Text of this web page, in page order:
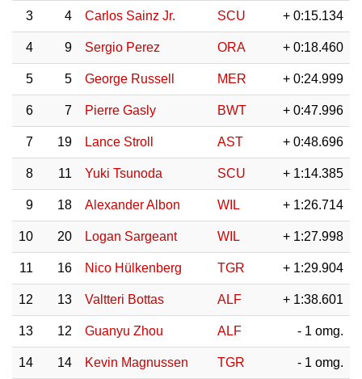
3 4 Carlos Sainz Jr. SCU + 0:15.134
4 9 Sergio Perez ORA + 0:18.460
5 5 George Russell MER + 0:24.999
6 7 Pierre Gasly BWT + 0:47.996
7 19 Lance Stroll AST + 0:48.696
8 11 Yuki Tsunoda SCU + 1:14.385
9 18 Alexander Albon WIL + 1:26.714
10 20 Logan Sargeant WIL + 1:27.998
11 16 Nico Hülkenberg TGR + 1:29.904
12 13 Valtteri Bottas ALF + 1:38.601
13 12 Guanyu Zhou ALF - 1 omg.
14 14 Kevin Magnussen TGR - 1 omg.